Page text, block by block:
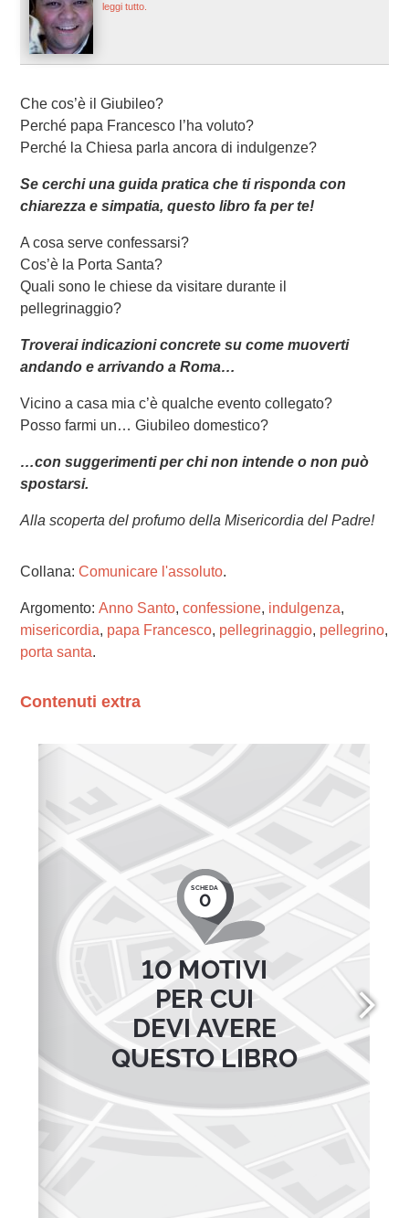
leggi tutto.
Che cos’è il Giubileo?
Perché papa Francesco l’ha voluto?
Perché la Chiesa parla ancora di indulgenze?
Se cerchi una guida pratica che ti risponda con
chiarezza e simpatia, questo libro fa per te!
A cosa serve confessarsi?
Cos’è la Porta Santa?
Quali sono le chiese da visitare durante il
pellegrinaggio?
Troverai indicazioni concrete su come muoverti
andando e arrivando a Roma…
Vicino a casa mia c’è qualche evento collegato?
Posso farmi un… Giubileo domestico?
…con suggerimenti per chi non intende o non può
spostarsi.
Alla scoperta del profumo della Misericordia del Padre!
Collana: Comunicare l'assoluto.
Argomento: Anno Santo, confessione, indulgenza,
misericordia, papa Francesco, pellegrinaggio, pellegrino,
porta santa.
Contenuti extra
info, FAQs and issues please refer to
dFlip 3D Flipbook
documentation.